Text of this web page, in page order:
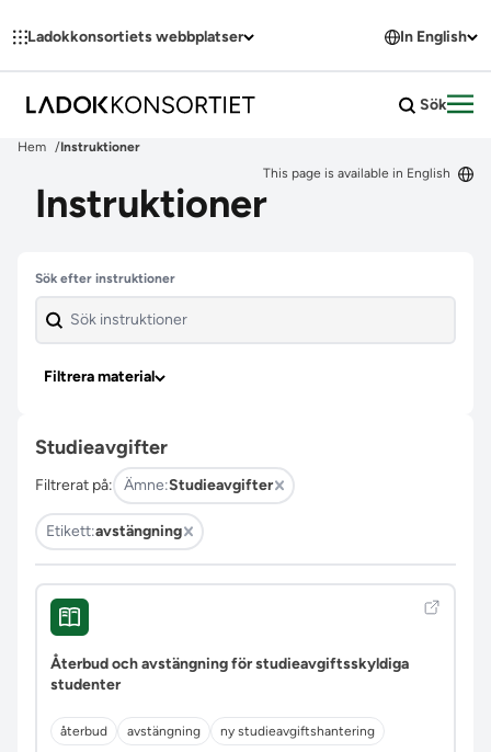
Ladokkonsortiets webbplatser In English
Sök
Hem
Instruktioner
This page is available in English
Instruktioner
Hoppa över filter
Sök efter instruktioner
Filtrera material
Studieavgifter
Filtrerat på: Ämne:Studieavgifter
Etikett:avstängning
Återbud och avstängning för studieavgiftsskyldiga
studenter
återbud avstängning ny studieavgiftshantering